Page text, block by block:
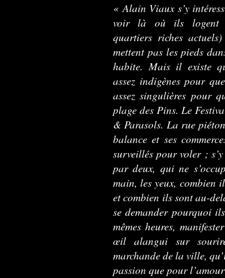
« Alain Viaux s’y
voir là où ils logent
quartiers riches
mettent pas les pieds
habite. Mais il existe
assez indigènes pour
assez singulières pour
plage des Pins. Le
& Parasols. La rue
balance et ses
surveillés pour voler ;
par deux, qui ne
main, les yeux, combien
et combien ils sont au-
se demander pourquoi
mêmes heures,
œil alangui sur
marchande de la ville,
passion que pour l’amour